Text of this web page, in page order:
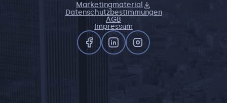
Marketingmaterial
Datenschutzbestimmungen
AGB
Impressum